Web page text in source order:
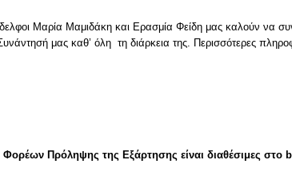
Μαρία Μαμιδάκη και Ερασμία Φείδη μας καλούν να
μας καθ’ όλη τη διάρκεια της. Περισσότερες
Πρόληψης της Εξάρτησης είναι διαθέσιμες στο